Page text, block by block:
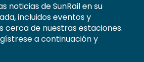
noticias de SunRail en su
incluidos eventos y
cerca de nuestras estaciones.
a continuación y